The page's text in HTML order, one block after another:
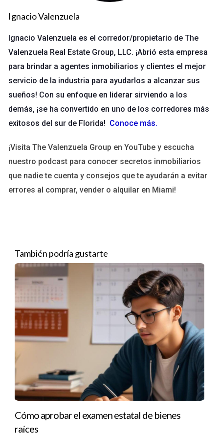
documentos requeridos, incluyendo tu licencia actual y
Presentación de la solicitud: Envía tu solicitud a la
entidad correspondiente en tu estado o país.
Pago de tarifas: Realiza el pago correspondiente por la
renovación.
Espera la aprobación: Una vez presentada la solicitud,
deberás esperar a que sea revisada y aprobada.
Es importante señalar que cada estado o país puede tener
variaciones en este proceso. Por ejemplo, algunos lugares
antecedentes antes de aprobar la renovación.
¿Quién Supervisan y Aprueban el Proceso?
La supervisión del proceso de renovación generalmente
cumplan con las normativas vigentes y mantengan un estándar
ético elevado.
Casos Prácticos Naturales
Para ilustrar mejor la importancia del proceso de renovación
de licencias inmobiliarias, consideremos tres casos prácticos:
Caso 1: La Importancia del Cumplimiento Legal
María es una agente inmobiliaria con diez años de experiencia.
Durante su carrera, siempre ha renovado su licencia
puntualmente. Sin embargo, decidió omitir algunos cursos
auditada por la comisión estatal y se dio cuenta de que su
Ignacio Valenzuela
Ignacio Valenzuela es el corredor/propietario de The
Valenzuela Real Estate Group, LLC. ¡Abrió esta empresa
para brindar a agentes inmobiliarios y clientes el mejor
servicio de la industria para ayudarlos a alcanzar sus
sueños! Con su enfoque en liderar sirviendo a los
demás, ¡se ha convertido en uno de los corredores más
exitosos del sur de Florida! Conoce más.
¡Visita The Valenzuela Group en YouTube y escucha
nuestro podcast para conocer secretos inmobiliarios
que nadie te cuenta y consejos que te ayudarán a evitar
errores al comprar, vender o alquilar en Miami!
También podría gustarte
Cómo aprobar el examen estatal de bienes
raíces